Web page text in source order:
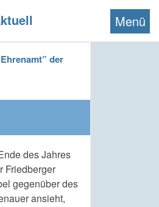
Menü
der
des Jahres
Friedberger
gegenüber des
ansieht,